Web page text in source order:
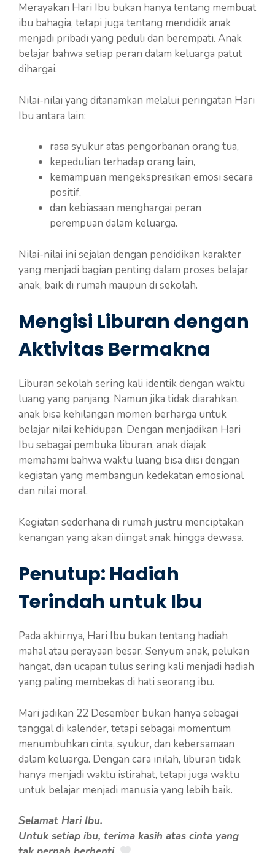
Merayakan Hari Ibu bukan hanya tentang membuat
ibu bahagia, tetapi juga tentang mendidik anak
menjadi pribadi yang peduli dan berempati. Anak
belajar bahwa setiap peran dalam keluarga patut
dihargai.
Nilai-nilai yang ditanamkan melalui peringatan Hari
Ibu antara lain:
rasa syukur atas pengorbanan orang tua,
kepedulian terhadap orang lain,
kemampuan mengekspresikan emosi secara
positif,
dan kebiasaan menghargai peran
perempuan dalam keluarga.
Nilai-nilai ini sejalan dengan pendidikan karakter
yang menjadi bagian penting dalam proses belajar
anak, baik di rumah maupun di sekolah.
Mengisi Liburan dengan
Aktivitas Bermakna
Liburan sekolah sering kali identik dengan waktu
luang yang panjang. Namun jika tidak diarahkan,
anak bisa kehilangan momen berharga untuk
belajar nilai kehidupan. Dengan menjadikan Hari
Ibu sebagai pembuka liburan, anak diajak
memahami bahwa waktu luang bisa diisi dengan
kegiatan yang membangun kedekatan emosional
dan nilai moral.
Kegiatan sederhana di rumah justru menciptakan
kenangan yang akan diingat anak hingga dewasa.
Penutup: Hadiah
Terindah untuk Ibu
Pada akhirnya, Hari Ibu bukan tentang hadiah
mahal atau perayaan besar. Senyum anak, pelukan
hangat, dan ucapan tulus sering kali menjadi hadiah
yang paling membekas di hati seorang ibu.
Mari jadikan 22 Desember bukan hanya sebagai
tanggal di kalender, tetapi sebagai momentum
menumbuhkan cinta, syukur, dan kebersamaan
dalam keluarga. Dengan cara inilah, liburan tidak
hanya menjadi waktu istirahat, tetapi juga waktu
untuk belajar menjadi manusia yang lebih baik.
Selamat Hari Ibu.
Untuk setiap ibu, terima kasih atas cinta yang